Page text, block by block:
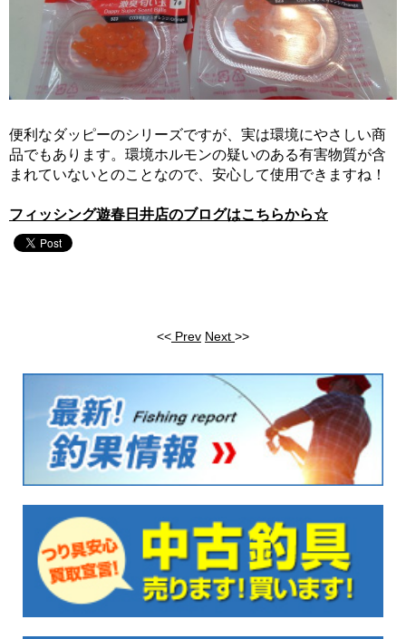
便利なダッピーのシリーズですが、実は環境にやさしい商
品でもあります。環境ホルモンの疑いのある有害物質が含
まれていないとのことなので、安心して使用できますね！
フィッシング遊春日井店のブログはこちらから☆
<< Prev Next >>